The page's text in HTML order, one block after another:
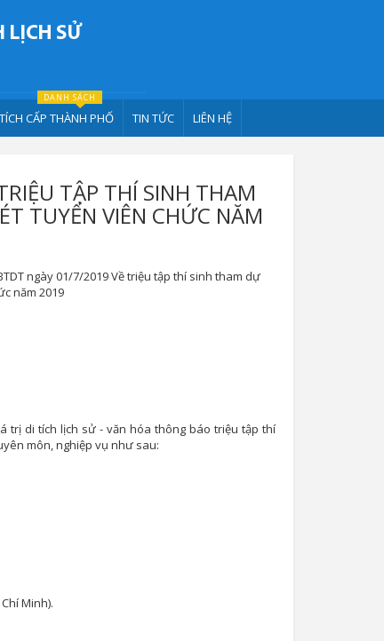
CẤP THÀNH PHỐ
DANH SÁCH
TIN TỨC LIÊN HỆ
TẬP THÍ SINH THAM
TUYỂN VIÊN CHỨC NĂM
ngày 01/7/2019 Về triệu tập thí sinh tham dự
năm 2019
trị di tích lịch sử - văn hóa thông báo triệu tập thí
môn, nghiệp vụ như sau:
Minh).